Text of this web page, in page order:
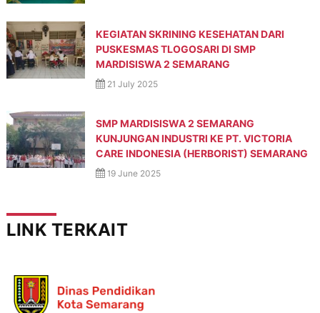
KEGIATAN SKRINING KESEHATAN DARI
PUSKESMAS TLOGOSARI DI SMP
MARDISISWA 2 SEMARANG
21 July 2025
SMP MARDISISWA 2 SEMARANG
KUNJUNGAN INDUSTRI KE PT. VICTORIA
CARE INDONESIA (HERBORIST) SEMARANG
19 June 2025
LINK TERKAIT